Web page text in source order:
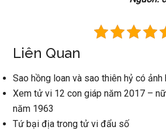
Liên Quan
Sao hồng loan và sao thiên hỷ có
Xem tử vi 12 con giáp năm 2017 –
năm 1963
Tứ bại địa trong tử vi đẩu số